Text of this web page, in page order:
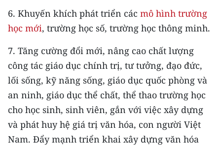
中文
FRANÇAIS
РУССКИЙ
ESPAÑOL
한국어
6. Khuyến khích phát triển các mô hình trường
học mới, trường học số, trường học thông minh.
7. Tăng cường đổi mới, nâng cao chất lượng
công tác giáo dục chính trị, tư tưởng, đạo đức,
lối sống, kỹ năng sống, giáo dục quốc phòng và
an ninh, giáo dục thể chất, thể thao trường học
cho học sinh, sinh viên, gắn với việc xây dựng
và phát huy hệ giá trị văn hóa, con người Việt
Nam. Đẩy mạnh triển khai xây dựng văn hóa